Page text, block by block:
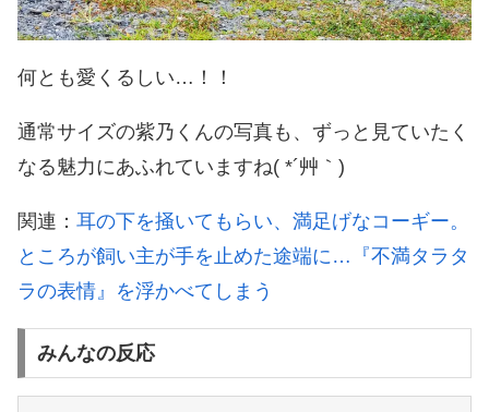
何とも愛くるしい…！！
通常サイズの紫乃くんの写真も、ずっと見ていたく
なる魅力にあふれていますね( *´艸｀)
関連： 耳の下を掻いてもらい、満足げなコーギー。
ところが飼い主が手を止めた途端に…『不満タラタ
ラの表情』を浮かべてしまう
みんなの反応